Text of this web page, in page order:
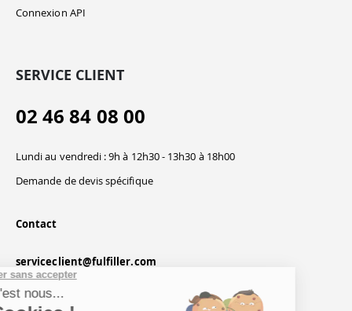
Continuer sans accepter
Salut c'est nous...
Connexion API
SERVICE CLIENT
02 46 84 08 00
Lundi au vendredi : 9h à 12h30 - 13h30 à 18h00
Demande de devis spécifique
Contact
serviceclient@fulfiller.com